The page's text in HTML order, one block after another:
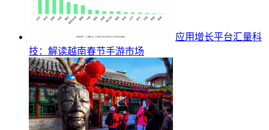
应用增长平台汇量科
技：解读越南春节手游市场